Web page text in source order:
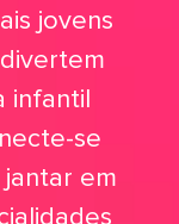
jovens
infantil
se
em